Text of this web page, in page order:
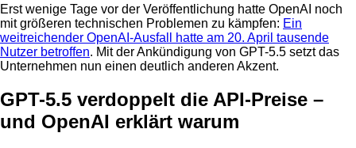
Erst wenige Tage vor der Veröffentlichung hatte OpenAI noch
mit größeren technischen Problemen zu kämpfen: Ein
weitreichender OpenAI-Ausfall hatte am 20. April tausende
Nutzer betroffen. Mit der Ankündigung von GPT-5.5 setzt das
Unternehmen nun einen deutlich anderen Akzent.
GPT-5.5 verdoppelt die API-Preise –
und OpenAI erklärt warum